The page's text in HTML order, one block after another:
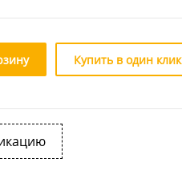
Купить в один клик